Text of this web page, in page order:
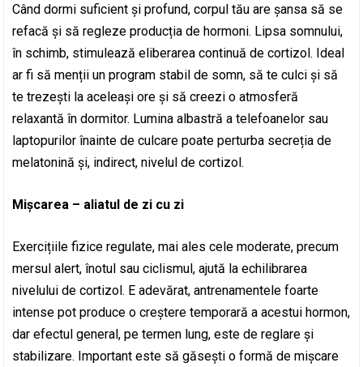
Când dormi suficient și profund, corpul tău are șansa să se
refacă și să regleze producția de hormoni. Lipsa somnului,
în schimb, stimulează eliberarea continuă de cortizol. Ideal
ar fi să menții un program stabil de somn, să te culci și să
te trezești la aceleași ore și să creezi o atmosferă
relaxantă în dormitor. Lumina albastră a telefoanelor sau
laptopurilor înainte de culcare poate perturba secreția de
melatonină și, indirect, nivelul de cortizol.
Mișcarea – aliatul de zi cu zi
Exercițiile fizice regulate, mai ales cele moderate, precum
mersul alert, înotul sau ciclismul, ajută la echilibrarea
nivelului de cortizol. E adevărat, antrenamentele foarte
intense pot produce o creștere temporară a acestui hormon,
dar efectul general, pe termen lung, este de reglare și
stabilizare. Important este să găsești o formă de mișcare